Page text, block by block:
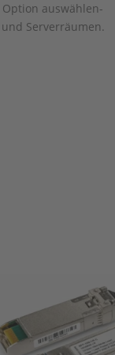
Option auswählen-
Serverräumen.